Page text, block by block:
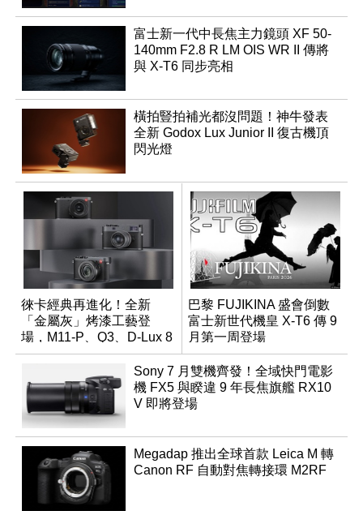
富士新一代中長焦主力鏡頭 XF 50-
140mm F2.8 R LM OIS WR II 傳將
與 X-T6 同步亮相
橫拍豎拍補光都沒問題！神牛發表
全新 Godox Lux Junior II 復古機頂
閃光燈
徠卡經典再進化！全新
「金屬灰」烤漆工藝登
場，M11-P、Q3、D-Lux 8
領銜換裝
巴黎 FUJIKINA 盛會倒數
富士新世代機皇 X-T6 傳 9
月第一周登場
Sony 7 月雙機齊發！全域快門電影
機 FX5 與睽違 9 年長焦旗艦 RX10
V 即將登場
Megadap 推出全球首款 Leica M 轉
Canon RF 自動對焦轉接環 M2RF